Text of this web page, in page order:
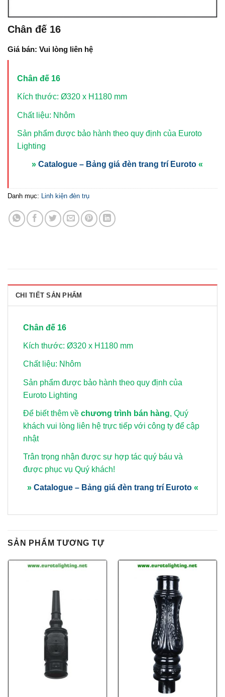
Chân đế 16
Giá bán: Vui lòng liên hệ
Chân đế 16
Kích thước: Ø320 x H1180 mm
Chất liệu: Nhôm
Sản phẩm được bảo hành theo quy định của Euroto
Lighting
» Catalogue – Bảng giá đèn trang trí Euroto «
Danh mục: Linh kiện đèn trụ
CHI TIẾT SẢN PHẨM
Chân đế 16
Kích thước: Ø320 x H1180 mm
Chất liệu: Nhôm
Sản phẩm được bảo hành theo quy định của
Euroto Lighting
Để biết thêm về chương trình bán hàng, Quý
khách vui lòng liên hệ trực tiếp với công ty để cập
nhật
Trân trọng nhận được sự hợp tác quý báu và
được phục vụ Quý khách!
» Catalogue – Bảng giá đèn trang trí Euroto «
SẢN PHẨM TƯƠNG TỰ